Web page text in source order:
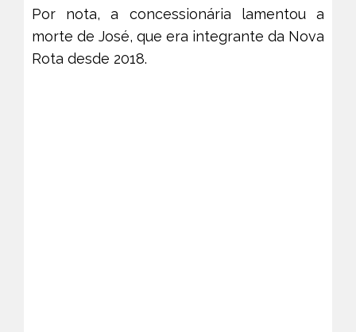
Por nota, a concessionária lamentou a
morte de José, que era integrante da Nova
Rota desde 2018.